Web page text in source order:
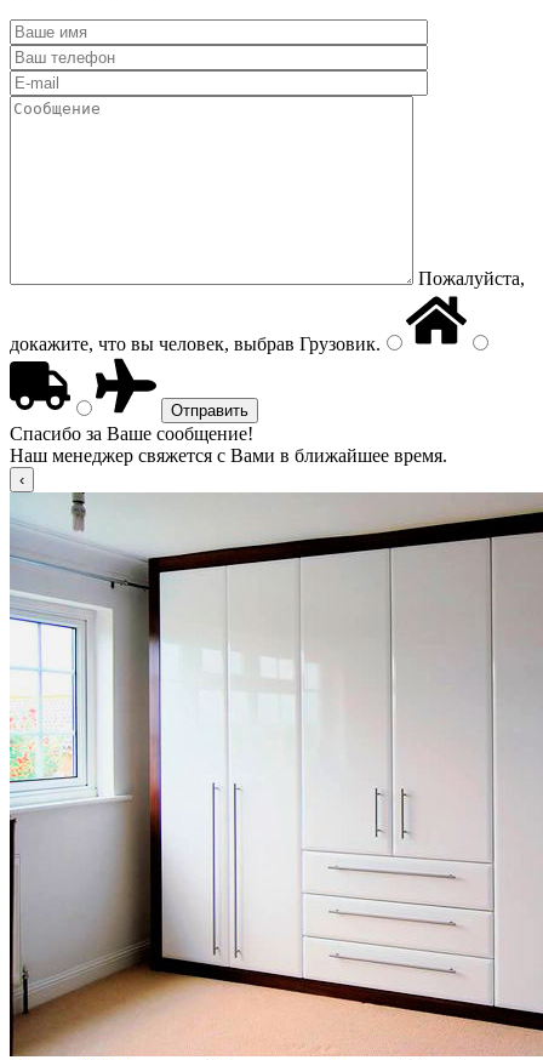
Пожалуйста,
докажите, что вы человек, выбрав Грузовик.
Спасибо за Ваше сообщение!
Наш менеджер свяжется с Вами в ближайшее время.